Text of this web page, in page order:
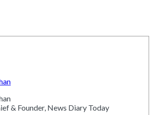
& Founder, News Diary Today